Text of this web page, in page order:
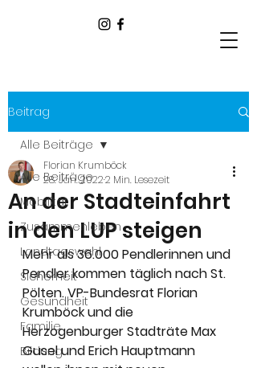
Beitrag
Alle Beiträge
Mobilität
Zusammenleben
Landtagswahl
Sicherheit
Gesundheit
Familie
Bildung
Alle Beiträge
An der Stadteinfahrt
in den LUP steigen
Florian Krumböck
28. Jan. 20222 Min. Lesezeit
Mehr als 36.000 Pendlerinnen und
Pendler kommen täglich nach St.
Pölten. VP-Bundesrat Florian
Krumböck und die
Herzogenburger Stadträte Max
Gusel und Erich Hauptmann